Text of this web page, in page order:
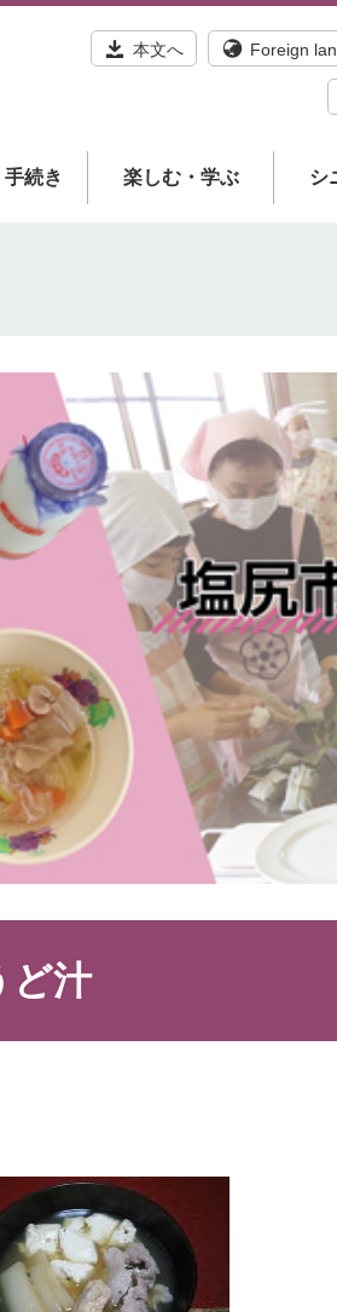
本文へ Foreign
手続き 楽しむ・学ぶ シ
ど汁